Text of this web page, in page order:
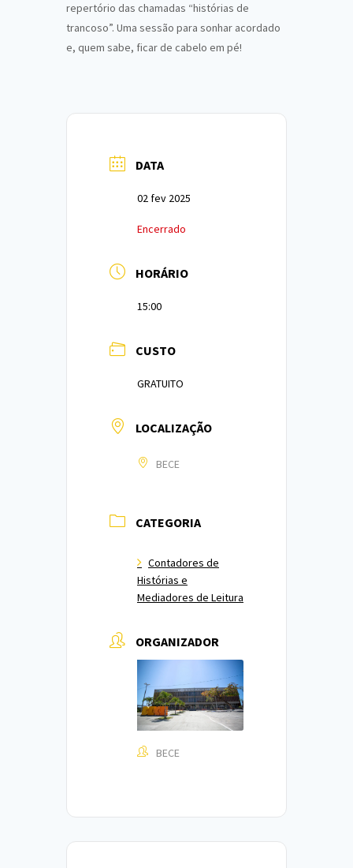
repertório das chamadas “histórias de
trancoso”. Uma sessão para sonhar acordado
e, quem sabe, ficar de cabelo em pé!
DATA
02 fev 2025
Encerrado
HORÁRIO
15:00
CUSTO
GRATUITO
LOCALIZAÇÃO
BECE
CATEGORIA
Contadores de
Histórias e
Mediadores de Leitura
ORGANIZADOR
BECE